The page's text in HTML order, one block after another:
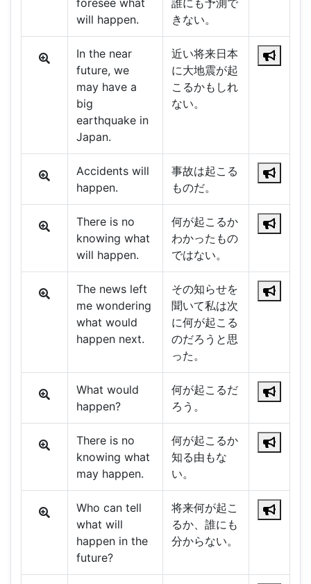
foresee what
will happen.
誰にも予測で
きない。
In the near
future, we
may have a
big
earthquake in
Japan.
近い将来日本
に大地震が起
こるかもしれ
ない。
Accidents will
happen.
事故は起こる
ものだ。
There is no
knowing what
will happen.
何が起こるか
わかったもの
ではない。
The news left
me wondering
what would
happen next.
その知らせを
聞いて私は次
に何が起こる
のだろうと思
った。
What would
happen?
何が起こるだ
ろう。
There is no
knowing what
may happen.
何が起こるか
知る由もな
い。
Who can tell
what will
happen in the
future?
将来何が起こ
るか、誰にも
分からない。